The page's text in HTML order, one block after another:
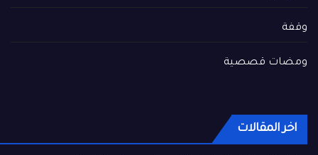
وقفة
ومضات قصصية
اخر المقالات